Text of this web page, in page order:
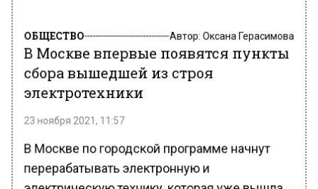
В Москве впервые появятся пункты
сбора вышедшей из строя
электротехники
В Москве по городской программе начнут
перерабатывать электронную и
электрическую технику, которая уже вышла